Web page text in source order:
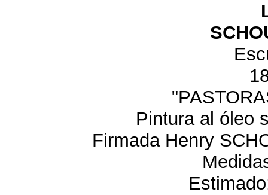
Pintura al óleo
Firmada Henry